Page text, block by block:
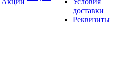
Акции
Условия
доставки
Реквизиты